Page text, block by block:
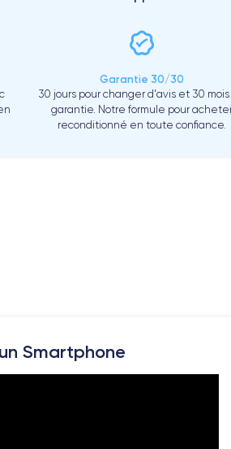
Garantie 30/30
30 jours pour changer d'avis et 30
garantie. Notre formule pour
reconditionné en toute confiance.
Smartphone